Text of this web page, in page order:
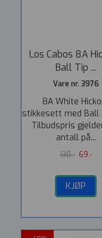
Los Cabos 8A
Ball Tip ...
Vare nr. 3976
8A White
stikkesett med Ball
Tilbudspris
antall på...
130,- 69,-
KJØP